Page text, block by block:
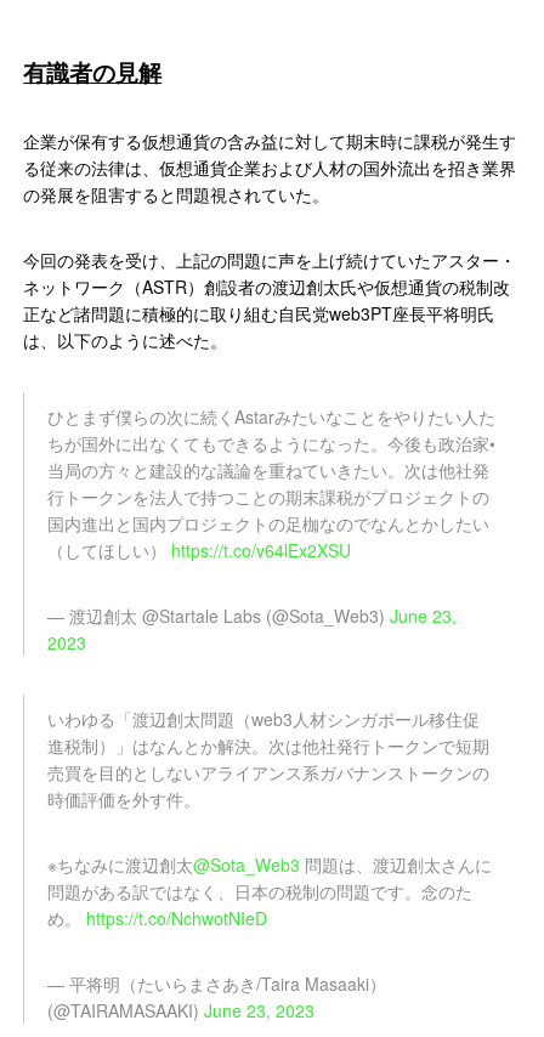
有識者の見解
企業が保有する仮想通貨の含み益に対して期末時に課税が発生す
る従来の法律は、仮想通貨企業および人材の国外流出を招き業界
の発展を阻害すると問題視されていた。
今回の発表を受け、上記の問題に声を上げ続けていたアスター・
ネットワーク（ASTR）創設者の渡辺創太氏や仮想通貨の税制改
正など諸問題に積極的に取り組む自民党web3PT座長平将明氏
は、以下のように述べた。
ひとまず僕らの次に続くAstarみたいなことをやりたい人た
ちが国外に出なくてもできるようになった。今後も政治家•
当局の方々と建設的な議論を重ねていきたい。次は他社発
行トークンを法人で持つことの期末課税がプロジェクトの
国内進出と国内プロジェクトの足枷なのでなんとかしたい
（してほしい） https://t.co/v64lEx2XSU
— 渡辺創太 @Startale Labs (@Sota_Web3)June 23,
2023
いわゆる「渡辺創太問題（web3人材シンガポール移住促
進税制）」はなんとか解決。次は他社発行トークンで短期
売買を目的としないアライアンス系ガバナンストークンの
時価評価を外す件。
※ちなみに渡辺創太@Sota_Web3 問題は、渡辺創太さんに
問題がある訳ではなく、日本の税制の問題です。念のた
め。 https://t.co/NchwotNIeD
— 平将明（たいらまさあき/Taira Masaaki）
(@TAIRAMASAAKI)June 23, 2023